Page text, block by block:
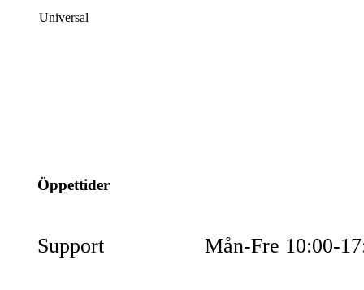
Universal
Öppettider
Support Mån-Fre 10:00-